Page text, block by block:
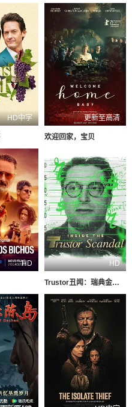
HD中字 更新至高清
欢迎回家，宝贝
HD HD
Trustor丑闻：瑞典金融案内幕